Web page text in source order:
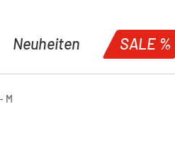
Neuheiten SALE %
M